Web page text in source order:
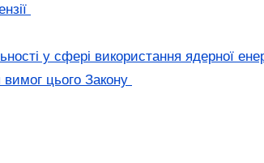
у сфері використання ядерної
вимог цього Закону